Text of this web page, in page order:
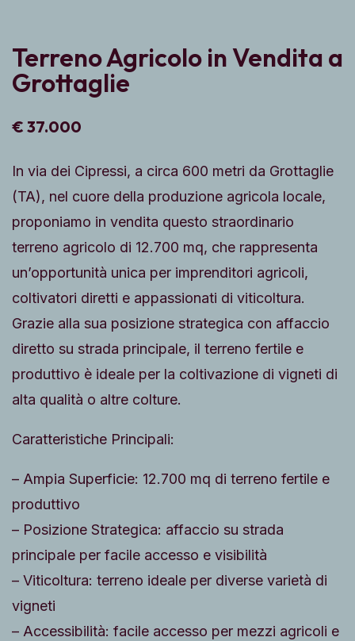
Terreno Agricolo in Vendita a
Grottaglie
€ 37.000
In via dei Cipressi, a circa 600 metri da Grottaglie
(TA), nel cuore della produzione agricola locale,
proponiamo in vendita questo straordinario
terreno agricolo di 12.700 mq, che rappresenta
un’opportunità unica per imprenditori agricoli,
coltivatori diretti e appassionati di viticoltura.
Grazie alla sua posizione strategica con affaccio
diretto su strada principale, il terreno fertile e
produttivo è ideale per la coltivazione di vigneti di
alta qualità o altre colture.
Caratteristiche Principali:
– Ampia Superficie: 12.700 mq di terreno fertile e
produttivo
– Posizione Strategica: affaccio su strada
principale per facile accesso e visibilità
– Viticoltura: terreno ideale per diverse varietà di
vigneti
– Accessibilità: facile accesso per mezzi agricoli e